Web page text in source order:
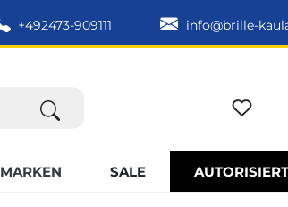
+492473-909111 info@brille-
MARKEN SALE